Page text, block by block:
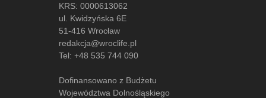
KRS: 0000613062
ul. Kwidzyńska 6E
51-416 Wrocław
redakcja@wroclife.pl
Tel: +48 535 744 090
Dofinansowano z Budżetu
Województwa Dolnośląskiego